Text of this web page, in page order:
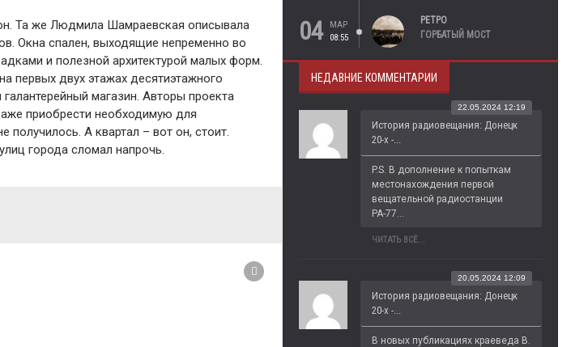
Та же Людмила Шамраевская описывала
Окна спален, выходящие непременно во
и полезной архитектурой малых форм.
первых двух этажах десятиэтажного
магазин. Авторы проекта
приобрести необходимую для
получилось. А квартал – вот он, стоит.
города сломал напрочь.
04
МАР
08:55
РЕТРО
ГОРБАТЫЙ МОСТ
НЕДАВНИЕ КОММЕНТАРИИ
История радиовещания: Донецк
20-х -...
22.05.2024 12:19
P.S. В дополнение к попыткам
местонахождения первой
вещательной радиостанции
РА-77...
ЧИТАТЬ ВСЁ...
История радиовещания: Донецк
20-х -...
20.05.2024 12:09
В новых публикациях краеведа В.